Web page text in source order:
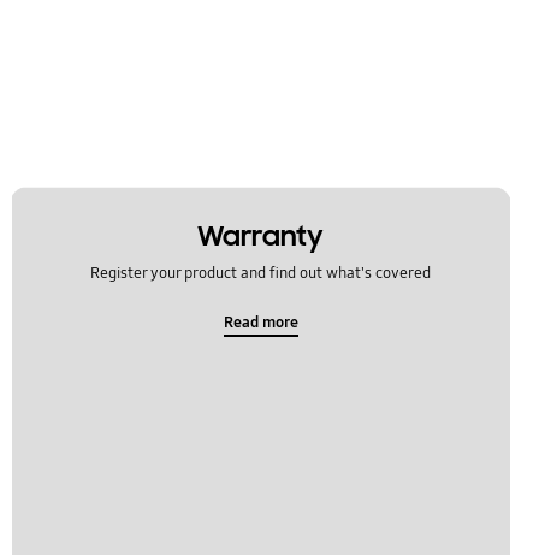
Warranty
Register your product and find out what's covered
Read more